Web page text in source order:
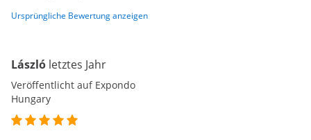
Ursprüngliche Bewertung anzeigen
László letztes Jahr
Veröffentlicht auf Expondo
Hungary